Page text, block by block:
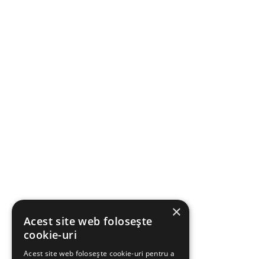
×
Acest site web folosește
cookie-uri
Acest site web folosește cookie-uri pentru a